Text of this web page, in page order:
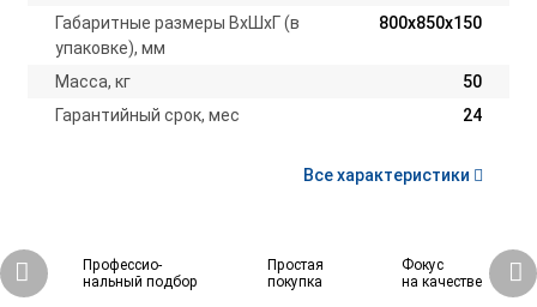
SM120(1x20), SM060(3x20),
SM030(2x10), SM030(1x10),
SM030(3x10), ST33010,
Габаритные размеры ВхШхГ (в
упаковке), мм
800х850х150
Масса, кг
50
Гарантийный срок, мес
24
Все характеристики
Профессио-
нальный подбор
Простая
покупка
Фокус
на качестве